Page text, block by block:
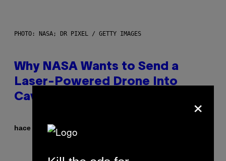
PHOTO: NASA; DR PIXEL / GETTY IMAGES
Why NASA Wants to Send a
Laser-Powered Drone Into
Caves Beneath the Moon
hace 27 segundos
×